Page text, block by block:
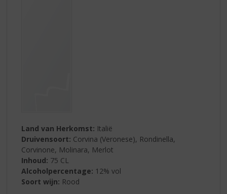
Land van Herkomst: Italië
Druivensoort: Corvina (Veronese), Rondinella,
Corvinone, Molinara, Merlot
Inhoud: 75 CL
Alcoholpercentage: 12% vol
Soort wijn: Rood